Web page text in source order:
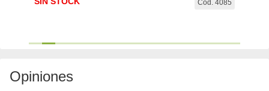
Cod. 4085
Opiniones